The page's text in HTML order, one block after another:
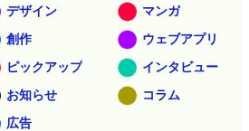
デザイン
マンガ
創作
ウェブアプリ
ピックアップ
インタビュー
お知らせ
コラム
広告